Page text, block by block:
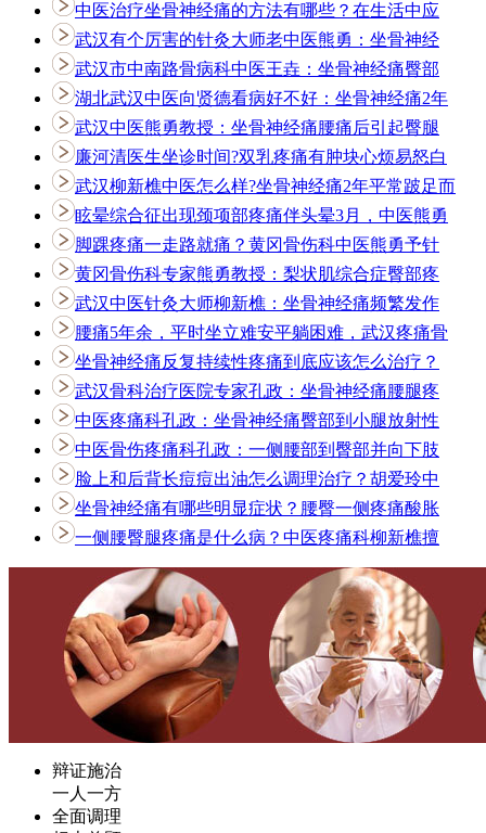
中医治疗坐骨神经痛的方法有哪些？在生活中应
武汉有个厉害的针灸大师老中医熊勇：坐骨神经
武汉市中南路骨病科中医王垚：坐骨神经痛臀部
湖北武汉中医向贤德看病好不好：坐骨神经痛2年
武汉中医熊勇教授：坐骨神经痛腰痛后引起臀腿
廉河清医生坐诊时间?双乳疼痛有肿块心烦易怒白
武汉柳新樵中医怎么样?坐骨神经痛2年平常跛足而
眩晕综合征出现颈项部疼痛伴头晕3月，中医熊勇
脚踝疼痛一走路就痛？黄冈骨伤科中医熊勇予针
黄冈骨伤科专家熊勇教授：梨状肌综合症臀部疼
武汉中医针灸大师柳新樵：坐骨神经痛频繁发作
腰痛5年余，平时坐立难安平躺困难，武汉疼痛骨
坐骨神经痛反复持续性疼痛到底应该怎么治疗？
武汉骨科治疗医院专家孔政：坐骨神经痛腰腿疼
中医疼痛科孔政：坐骨神经痛臀部到小腿放射性
中医骨伤疼痛科孔政：一侧腰部到臀部并向下肢
脸上和后背长痘痘出油怎么调理治疗？胡爱玲中
坐骨神经痛有哪些明显症状？腰臀一侧疼痛酸胀
一侧腰臀腿疼痛是什么病？中医疼痛科柳新樵擅
辩证施治
一人一方
全面调理